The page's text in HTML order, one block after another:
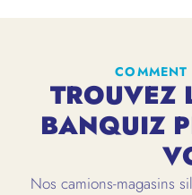
TROUVEZ
BANQUIZ
Nos camions-magasins